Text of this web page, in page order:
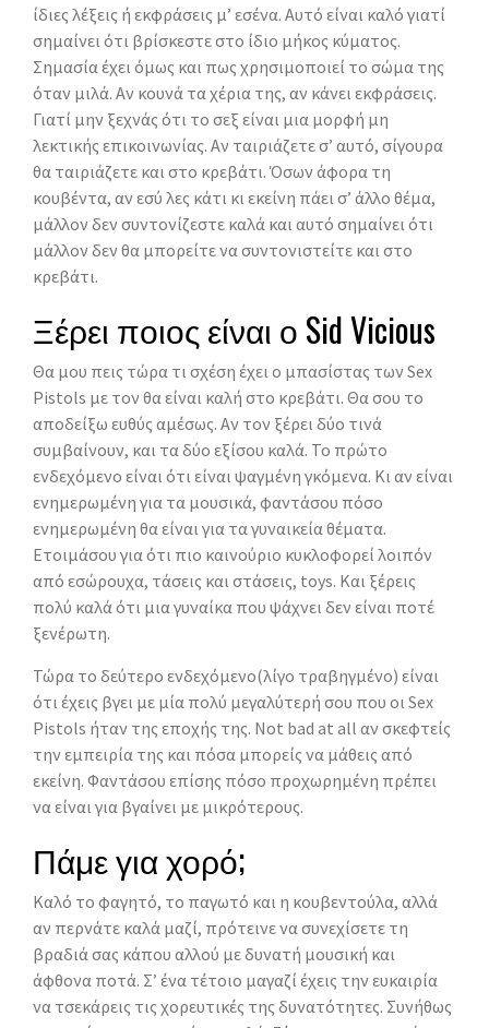
ίδιες λέξεις ή εκφράσεις μ’ εσένα. Αυτό είναι καλό γιατί
σημαίνει ότι βρίσκεστε στο ίδιο μήκος κύματος.
Σημασία έχει όμως και πως χρησιμοποιεί το σώμα της
όταν μιλά. Αν κουνά τα χέρια της, αν κάνει εκφράσεις.
Γιατί μην ξεχνάς ότι το σεξ είναι μια μορφή μη
λεκτικής επικοινωνίας. Αν ταιριάζετε σ’ αυτό, σίγουρα
θα ταιριάζετε και στο κρεβάτι. Όσων άφορα τη
κουβέντα, αν εσύ λες κάτι κι εκείνη πάει σ’ άλλο θέμα,
μάλλον δεν συντονίζεστε καλά και αυτό σημαίνει ότι
μάλλον δεν θα μπορείτε να συντονιστείτε και στο
κρεβάτι.
Ξέρει ποιος είναι ο Sid Vicious
Θα μου πεις τώρα τι σχέση έχει ο μπασίστας των Sex
Pistols με τον θα είναι καλή στο κρεβάτι. Θα σου το
αποδείξω ευθύς αμέσως. Αν τον ξέρει δύο τινά
συμβαίνουν, και τα δύο εξίσου καλά. Το πρώτο
ενδεχόμενο είναι ότι είναι ψαγμένη γκόμενα. Κι αν είναι
ενημερωμένη για τα μουσικά, φαντάσου πόσο
ενημερωμένη θα είναι για τα γυναικεία θέματα.
Ετοιμάσου για ότι πιο καινούριο κυκλοφορεί λοιπόν
από εσώρουχα, τάσεις και στάσεις, toys. Και ξέρεις
πολύ καλά ότι μια γυναίκα που ψάχνει δεν είναι ποτέ
ξενέρωτη.
Τώρα το δεύτερο ενδεχόμενο(λίγο τραβηγμένο) είναι
ότι έχεις βγει με μία πολύ μεγαλύτερή σου που οι Sex
Pistols ήταν της εποχής της. Not bad at all αν σκεφτείς
την εμπειρία της και πόσα μπορείς να μάθεις από
εκείνη. Φαντάσου επίσης πόσο προχωρημένη πρέπει
να είναι για βγαίνει με μικρότερους.
Πάμε για χορό;
Καλό το φαγητό, το παγωτό και η κουβεντούλα, αλλά
αν περνάτε καλά μαζί, πρότεινε να συνεχίσετε τη
βραδιά σας κάπου αλλού με δυνατή μουσική και
άφθονα ποτά. Σ’ ένα τέτοιο μαγαζί έχεις την ευκαιρία
να τσεκάρεις τις χορευτικές της δυνατότητες. Συνήθως